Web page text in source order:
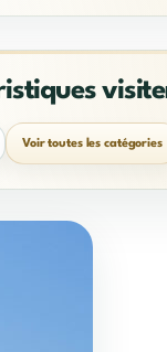
Voir toutes les catégories